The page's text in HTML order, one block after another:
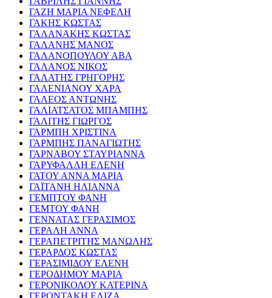
ΓΑΖΗ ΜΑΡΙΑ ΝΕΦΕΛΗ
ΓΑΚΗΣ ΚΩΣΤΑΣ
ΓΑΛΑΝΑΚΗΣ ΚΩΣΤΑΣ
ΓΑΛΑΝΗΣ ΜΑΝΟΣ
ΓΑΛΑΝΟΠΟΥΛΟΥ ΑΒΑ
ΓΑΛΑΝΟΣ ΝΙΚΟΣ
ΓΑΛΑΤΗΣ ΓΡΗΓΟΡΗΣ
ΓΑΛΕΝΙΑΝΟΥ ΧΑΡΑ
ΓΑΛΕΟΣ ΑΝΤΩΝΗΣ
ΓΑΛΙΑΤΣΑΤΟΣ ΜΠΑΜΠΗΣ
ΓΑΛΙΤΗΣ ΓΙΩΡΓΟΣ
ΓΑΡΜΠΗ ΧΡΙΣΤΙΝΑ
ΓΑΡΜΠΗΣ ΠΑΝΑΓΙΩΤΗΣ
ΓΑΡΝΑΒΟΥ ΣΤΑΥΡΙΑΝΝΑ
ΓΑΡΥΦΑΛΛΗ ΕΛΕΝΗ
ΓΑΤΟΥ ΑΝΝΑ ΜΑΡΙΑ
ΓΑΪΤΑΝΗ ΗΛΙΑΝΝΑ
ΓΕΜΠΤΟΥ ΦΑΝΗ
ΓΕΜΤΟΥ ΦΑΝΗ
ΓΕΝΝΑΤΑΣ ΓΕΡΑΣΙΜΟΣ
ΓΕΡΑΛΗ ΑΝΝΑ
ΓΕΡΑΠΕΤΡΙΤΗΣ ΜΑΝΩΛΗΣ
ΓΕΡΑΡΔΟΣ ΚΩΣΤΑΣ
ΓΕΡΑΣΙΜΙΔΟΥ ΕΛΕΝΗ
ΓΕΡΟΔΗΜΟΥ ΜΑΡΙΑ
ΓΕΡΟΝΙΚΟΛΟΥ ΚΑΤΕΡΙΝΑ